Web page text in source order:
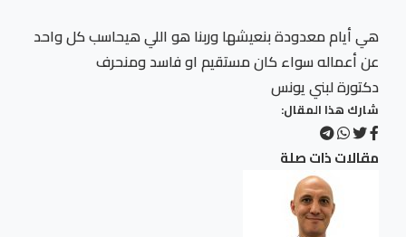
هي أيام معدودة بنعيشها وربنا هو اللي هيحاسب كل واحد
عن أعماله سواء كان مستقيم او فاسد ومنحرف
دكتورة لبني يونس
شارك هذا المقال:
مقالات ذات صلة